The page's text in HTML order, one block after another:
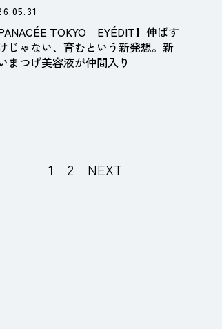
PANACÉE TOKYO EYÉDIT】伸ばす
じゃない、育むという新発想。新
まつげ美容液が仲間入り
1 2 NEXT